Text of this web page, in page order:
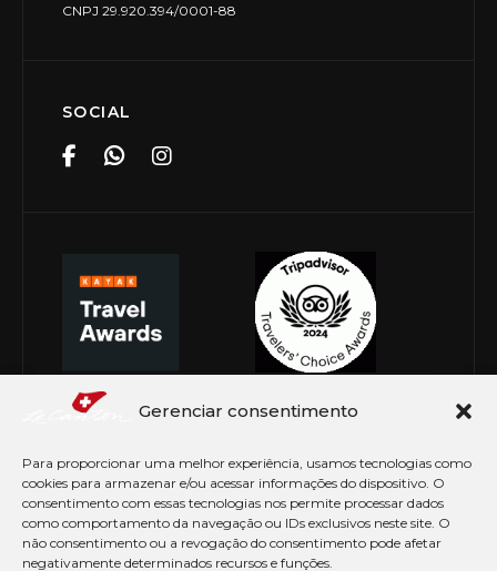
Gerenciar consentimento
Para proporcionar uma melhor experiência, usamos tecnologias como
cookies para armazenar e/ou acessar informações do dispositivo. O
consentimento com essas tecnologias nos permite processar dados
como comportamento da navegação ou IDs exclusivos neste site. O
não consentimento ou a revogação do consentimento pode afetar
negativamente determinados recursos e funções.
CNPJ 29.920.394/0001-88
SOCIAL
© Copyright 2026 Le Canton. Todos os direitos